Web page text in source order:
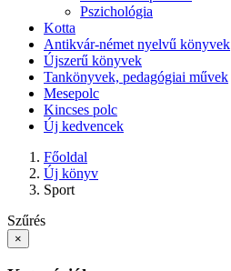
Pszichológia
Kotta
Antikvár-német nyelvű könyvek
Újszerű könyvek
Tankönyvek, pedagógiai művek
Mesepolc
Kincses polc
Új kedvencek
Főoldal
Új könyv
Sport
Szűrés
×